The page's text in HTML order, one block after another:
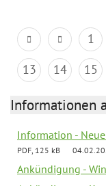
1
13
14 15
Informationen
Information -
PDF, 125 kB
Ankündigung -